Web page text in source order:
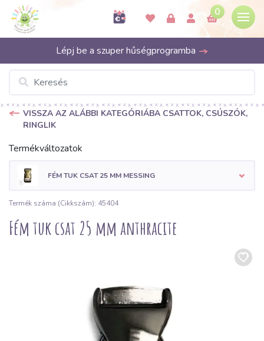
0
Lépj be a szuper hűségprogramba
VISSZA AZ ALÁBBI KATEGÓRIÁBA CSATTOK, CSÚSZÓK,
RINGLIK
Termékváltozatok
FÉM TUK CSAT 25 MM MESSING
Termék száma (Cikkszám): 45404
Fém tuk csat 25 mm anthracite